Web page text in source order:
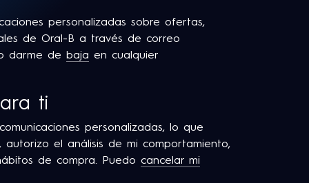
personalizadas sobre ofertas,
de Oral-B a través de correo
darme de baja en cualquier
ti
personalizadas, lo que
autorizo el análisis de mi comportamiento,
de compra. Puedo cancelar mi